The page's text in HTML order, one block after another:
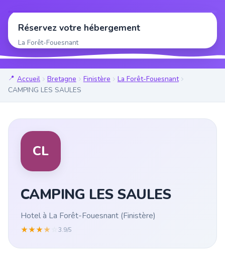
Réservez votre hébergement
La Forêt-Fouesnant
Accueil Bretagne Finistère
La Forêt-Fouesnant
CAMPING LES SAULES
CL
CAMPING LES SAULES
Hotel à La Forêt-Fouesnant (Finistère)
★★★★ 3.9/5